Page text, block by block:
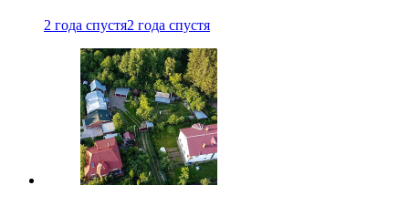
2 года спустя2 года спустя